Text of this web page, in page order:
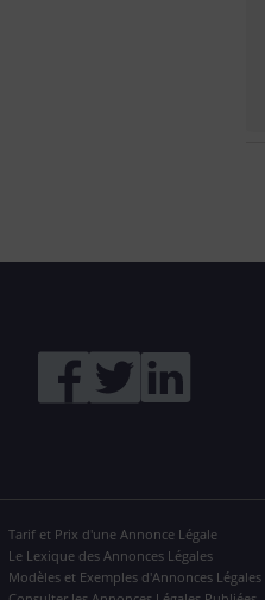
Tarif et Prix d'une Annonce Légale
Le Lexique des Annonces Légales
Modèles et Exemples d'Annonces Légales